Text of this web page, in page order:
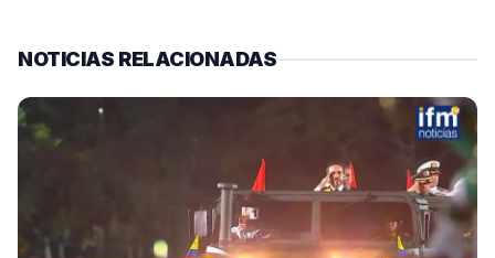
NOTICIAS RELACIONADAS